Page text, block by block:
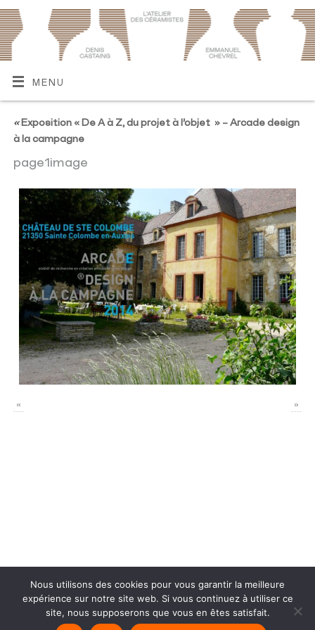
MENU
«Exposition « De A à Z, du projet à l’objet » – Arcade design
à la campagne
page1image
« »
Actualités Politique de confidentialité Instagram
FaceBook
contact
L'atelier des céramistes
| Fièrement propulsé par
Nous utilisons des cookies pour vous garantir la meilleure
expérience sur notre site web. Si vous continuez à utiliser ce
site, nous supposerons que vous en êtes satisfait.